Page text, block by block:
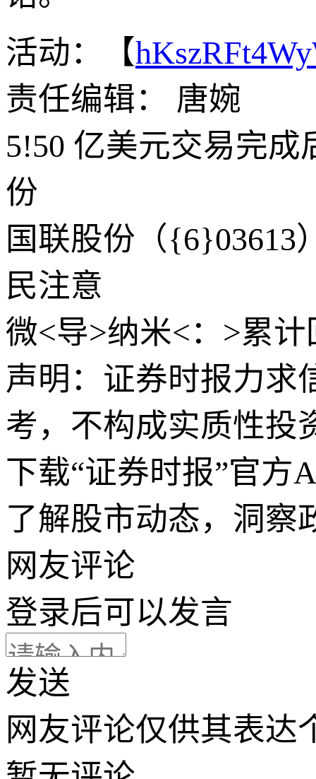
活动：【
责任编辑： 唐婉
5!50 亿美元交易完成
份
国联股份（{6}03613
民注意
微<导>纳米<：>累计
声明：证券时报力求
考，不构成实质性投
下载“证券时报”官方
了解股市动态，洞察
网友评论
登录后可以发言
发送
网友评论仅供其表达